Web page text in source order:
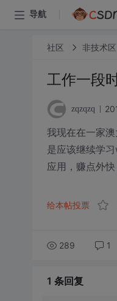
导航
社区 非技术区
工作一段
zqzqzq
我现在在一家
是应该继续学
应用，赚点外快
给本帖投票
289 1
1 条回复